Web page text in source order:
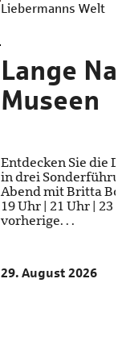
Liebermanns Welt
Lange
Museen
Entdecken Sie die
in drei
Abend mit Britta
19 Uhr | 21 Uhr | 23
vorherige. . .
29. August 2026